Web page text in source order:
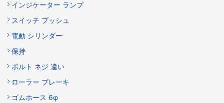
インジケーター ランプ
スイッチ プッシュ
電動 シリンダー
保持
ボルト ネジ 違い
ローラー ブレーキ
ゴムホース 6φ